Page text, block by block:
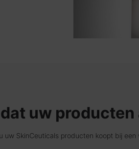
uw
uw SkinCeuticals producten koopt bij